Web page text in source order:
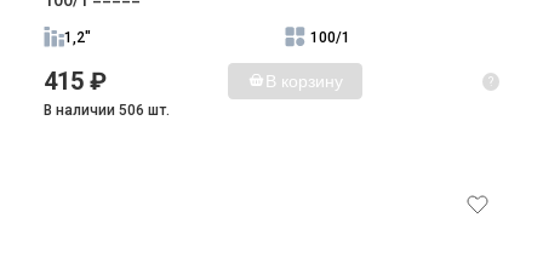
1,2" 100/1
415 ₽ В корзину ?
В наличии 506 шт.